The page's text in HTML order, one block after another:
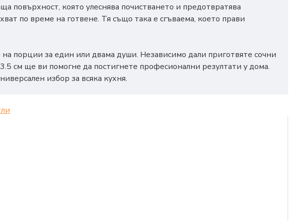
повърхност, която улеснява почистването и предотвратява
по време на готвене. Тя също така е сгъваема, което прави
порции за един или двама души. Независимо дали приготвяте сочни
см ще ви помогне да постигнете професионални резултати у дома.
избор за всяка кухня.